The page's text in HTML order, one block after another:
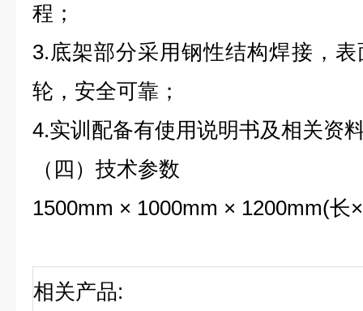
程；
3.底架部分采用钢性结构焊接，
轮，安全可靠；
4.实训配备有使用说明书及相关
（四）技术参数
1500mm × 1000mm × 1200mm(长
相关产品: